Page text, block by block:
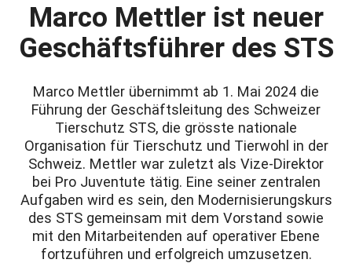
Marco Mettler ist neuer
Geschäftsführer des STS
Marco Mettler übernimmt ab 1. Mai 2024 die
Führung der Geschäftsleitung des Schweizer
Tierschutz STS, die grösste nationale
Organisation für Tierschutz und Tierwohl in der
Schweiz. Mettler war zuletzt als Vize-Direktor
bei Pro Juventute tätig. Eine seiner zentralen
Aufgaben wird es sein, den Modernisierungskurs
des STS gemeinsam mit dem Vorstand sowie
mit den Mitarbeitenden auf operativer Ebene
fortzuführen und erfolgreich umzusetzen.